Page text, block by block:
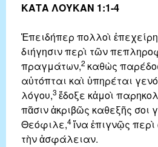
ΚΑΤΑ ΛΟΥΚΑΝ 1:1-4
Ἐπειδήπερ πολλοὶ
διήγησιν περὶ τῶν
πραγμάτων,2 καθὼς
αὐτόπται καὶ ὑπηρέται
λόγου,3 ἔδοξε κἀμοὶ
πᾶσιν ἀκριβῶς καθεξῆς σοι
Θεόφιλε,4ἵνα ἐπιγνῷς
τὴν ἀσφάλειαν.